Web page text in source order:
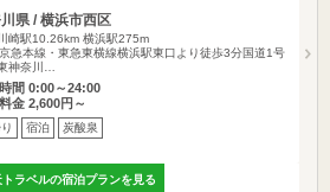
県 / 横浜市西区
崎駅10.26km 横浜駅275m
急本線・東急東横線横浜駅東口より徒歩3分国道1号
神奈川…
間 0:00～24:00
金 2,600円～
宿泊 炭酸泉
トラベルの宿泊プランを見る